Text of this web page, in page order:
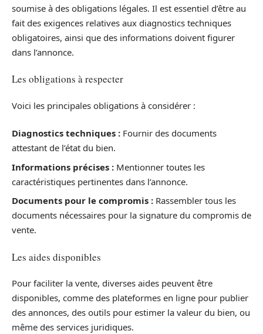
soumise à des obligations légales. Il est essentiel d’être au
fait des exigences relatives aux diagnostics techniques
obligatoires, ainsi que des informations doivent figurer
dans l’annonce.
Les obligations à respecter
Voici les principales obligations à considérer :
Diagnostics techniques : Fournir des documents
attestant de l’état du bien.
Informations précises : Mentionner toutes les
caractéristiques pertinentes dans l’annonce.
Documents pour le compromis : Rassembler tous les
documents nécessaires pour la signature du compromis de
vente.
Les aides disponibles
Pour faciliter la vente, diverses aides peuvent être
disponibles, comme des plateformes en ligne pour publier
des annonces, des outils pour estimer la valeur du bien, ou
même des services juridiques.